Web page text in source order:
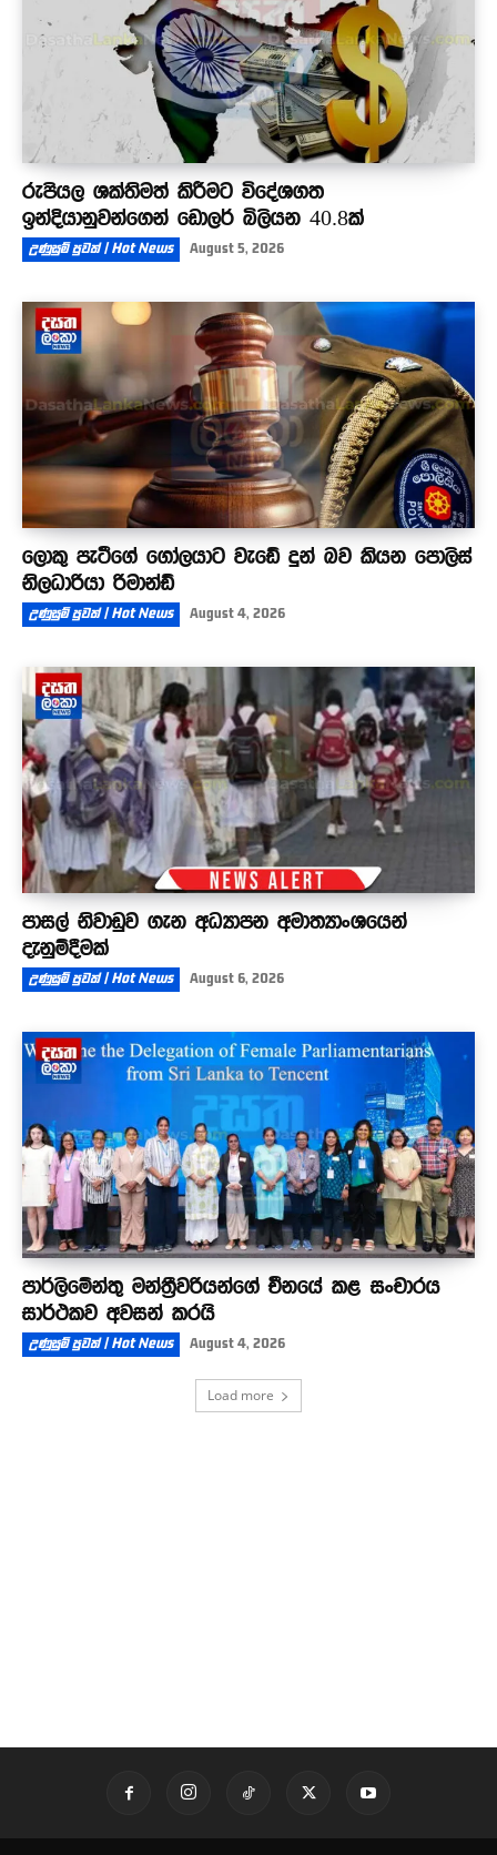
රුපියල ශක්තිමත් කිරීමට විදේශගත
ඉන්දියානුවන්ගෙන් ඩොලර් බිලියන 40.8ක්
උණුසුම් පුවත් | Hot News August 5, 2026
ලොකු පැටීගේ ගෝලයාට වැඩේ දුන් බව කියන පොලිස්
නිලධාරියා රිමාන්ඩ්
උණුසුම් පුවත් | Hot News August 4, 2026
පාසල් නිවාඩුව ගැන අධ්‍යාපන අමාත්‍යාංශයෙන්
දැනුම්දීමක්
උණුසුම් පුවත් | Hot News August 6, 2026
පාර්ලිමේන්තු මන්ත්‍රීවරියන්ගේ චීනයේ කළ සංචාරය
සාර්ථකව අවසන් කරයි
උණුසුම් පුවත් | Hot News August 4, 2026
Load more